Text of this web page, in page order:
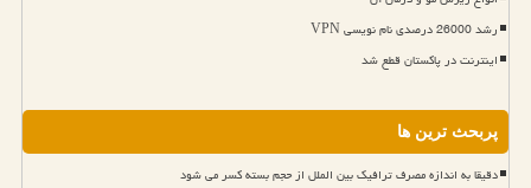
رشد 26000 درصدی نام نویسی VPN
اینترنت در پاکستان قطع شد
پربحث ترین ها
دقیقا به اندازه مصرف ترافیک بین الملل از حجم بسته کسر می شود